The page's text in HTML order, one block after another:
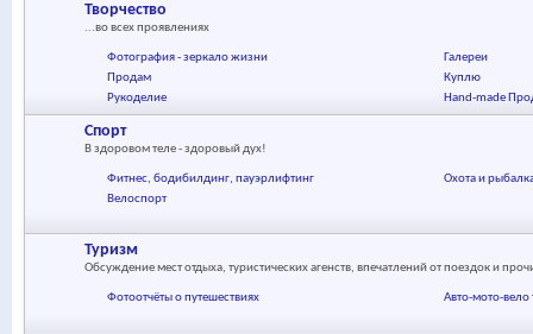
Творчество
...во всех проявлениях
Фотография - зеркало жизни
Галереи
Продам
Куплю
Рукоделие
Hand-made
Спорт
В здоровом теле - здоровый дух!
Фитнес, бодибилдинг, пауэрлифтинг
Охота и
Велоспорт
Туризм
Обсуждение мест отдыха, туристических агенств, впечатлений от поездок и
Фотоотчёты о путешествиях Авто-мото-вело